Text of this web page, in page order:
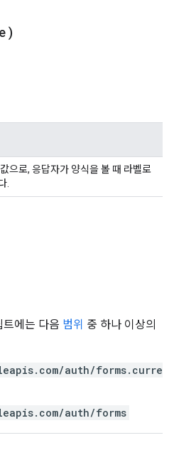
으로, 응답자가 양식을 볼 때 라벨로
.
에는 다음 범위 중 하나 이상의
auth/forms.curre
auth/forms